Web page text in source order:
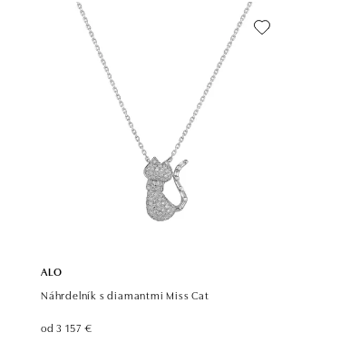
ALO
Náhrdelník s diamantmi Miss Cat
od 3 157 €